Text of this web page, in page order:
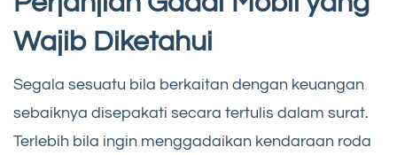
Wajib Diketahui
Segala sesuatu bila berkaitan dengan keuangan
sebaiknya disepakati secara tertulis dalam surat.
Terlebih bila ingin menggadaikan kendaraan roda